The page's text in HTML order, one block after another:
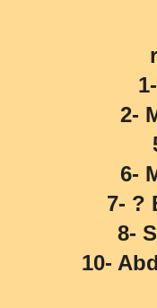
2-
6-
7- ?
8-
10-